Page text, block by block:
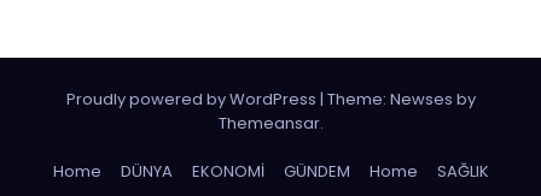
Proudly powered by WordPress | Theme: Newses by
Themeansar.
Home DÜNYA EKONOMİ GÜNDEM Home SAĞLIK